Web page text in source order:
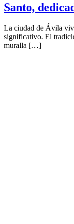
Santo,
La ciudad de Ávila
significativo. El
muralla […]